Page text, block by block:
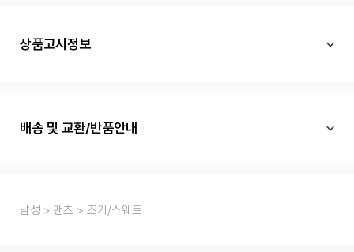
상품고시정보
배송 및 교환/반품안내
남성 팬츠 조거/스웨트